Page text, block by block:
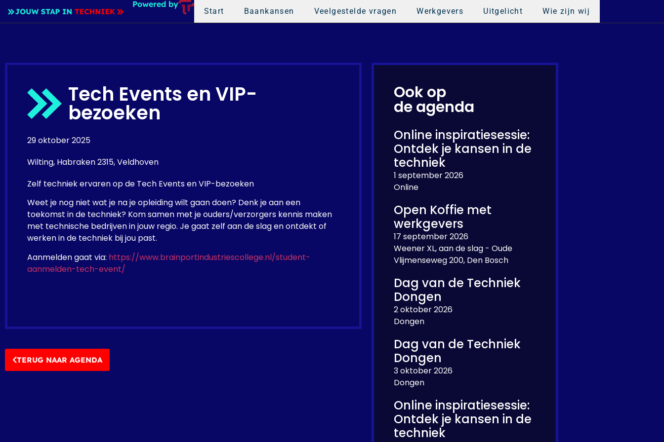
Powered by
Start Baankansen Veelgestelde vragen Werkgevers Uitgelicht Wie zijn wij
Tech Events en VIP-
bezoeken
29 oktober 2025
Wilting, Habraken 2315, Veldhoven
Zelf techniek ervaren op de Tech Events en VIP-bezoeken
Weet je nog niet wat je na je opleiding wilt gaan doen? Denk je aan een
toekomst in de techniek? Kom samen met je ouders/verzorgers kennis maken
met technische bedrijven in jouw regio. Je gaat zelf aan de slag en ontdekt of
werken in de techniek bij jou past.
Aanmelden gaat via: https://www.brainportindustriescollege.nl/student-
aanmelden-tech-event/
TERUG NAAR AGENDA
Ook op
de agenda
Online inspiratiesessie:
Ontdek je kansen in de
techniek
1 september 2026
Online
Open Koffie met
werkgevers
17 september 2026
Weener XL, aan de slag - Oude
Vlijmenseweg 200, Den Bosch
Dag van de Techniek
Dongen
2 oktober 2026
Dongen
Dag van de Techniek
Dongen
3 oktober 2026
Dongen
Online inspiratiesessie:
Ontdek je kansen in de
techniek